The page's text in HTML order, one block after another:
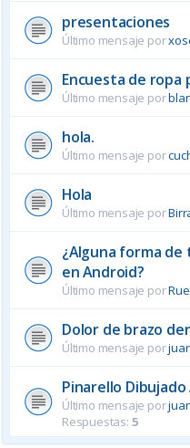
presentaciones
Último mensaje por
Encuesta de ropa
Último mensaje por
hola.
Último mensaje por
Hola
Último mensaje por
¿Alguna forma
en Android?
Último mensaje por
Dolor de brazo
Último mensaje por
Pinarello Dibujado
Último mensaje por
Respuestas: 5